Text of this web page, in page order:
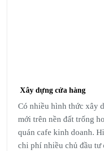
Xây dựng cửa hàng
Có nhiều hình thức xây
mới trên nền đất trống
quán cafe kinh doanh.
chi phí nhiều chủ đầu tư